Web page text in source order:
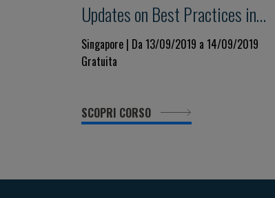
Updates on Best Practices in
Perioperative Care
Singapore | Da 13/09/2019 a 14/09/2019
Gratuita
SCOPRI CORSO